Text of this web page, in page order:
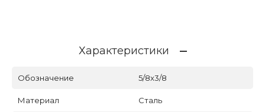
Характеристики
Обозначение 5/8x3/8
Материал Сталь